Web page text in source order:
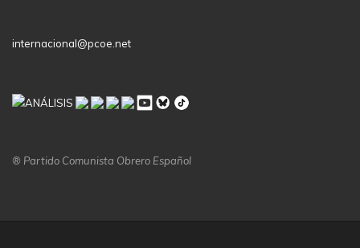
internacional@pcoe.net
® Partido Comunista Obrero Español